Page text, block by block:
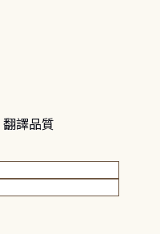
譯品質